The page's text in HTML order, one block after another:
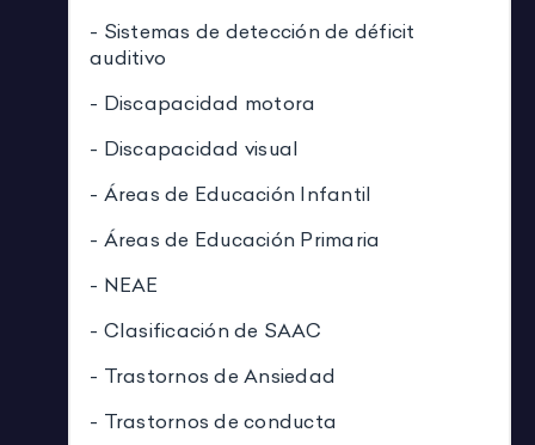
- Sistemas de detección de déficit
auditivo
- Discapacidad motora
- Discapacidad visual
- Áreas de Educación Infantil
- Áreas de Educación Primaria
- NEAE
- Clasificación de SAAC
- Trastornos de Ansiedad
- Trastornos de conducta